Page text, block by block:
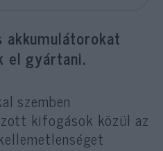
akkumulátorokat
el gyártani.
szemben
kifogások közül az